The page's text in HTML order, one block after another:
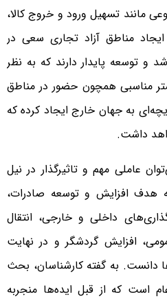
مانند تسهیل ورود و خروج کالا،
مناطق آزاد تجاری سعی در
و توسعه پایدار دارند که به نظر
مناسبی همچون حضور در مناطق
به جهان خارج ایجاد کرده که
داشت.
عاملی مهم و تاثیرگذار در نیل
هدف افزایش و توسعه صادرات،
داخلی و خارجی، انتقال
افزایش گردشگر و در نهایت
دانست. به گفته کارشناسان، بحث
است که از قبل ایده‌ها منجربه